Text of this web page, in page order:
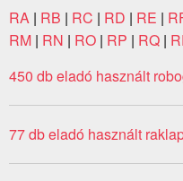
RA | RB | RC | RD | RE |
RM | RN | RO | RP | RQ |
450 db eladó használt
77 db eladó használt